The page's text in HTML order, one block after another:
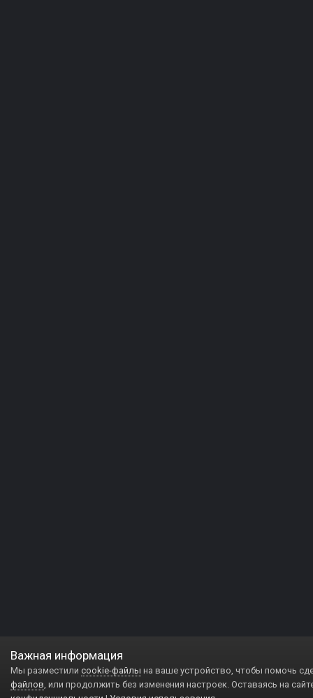
Важная информация
Мы разместили cookie-файлы на ваше устройство, чтобы помочь
файлов, или продолжить без изменения настроек. Оставаясь на